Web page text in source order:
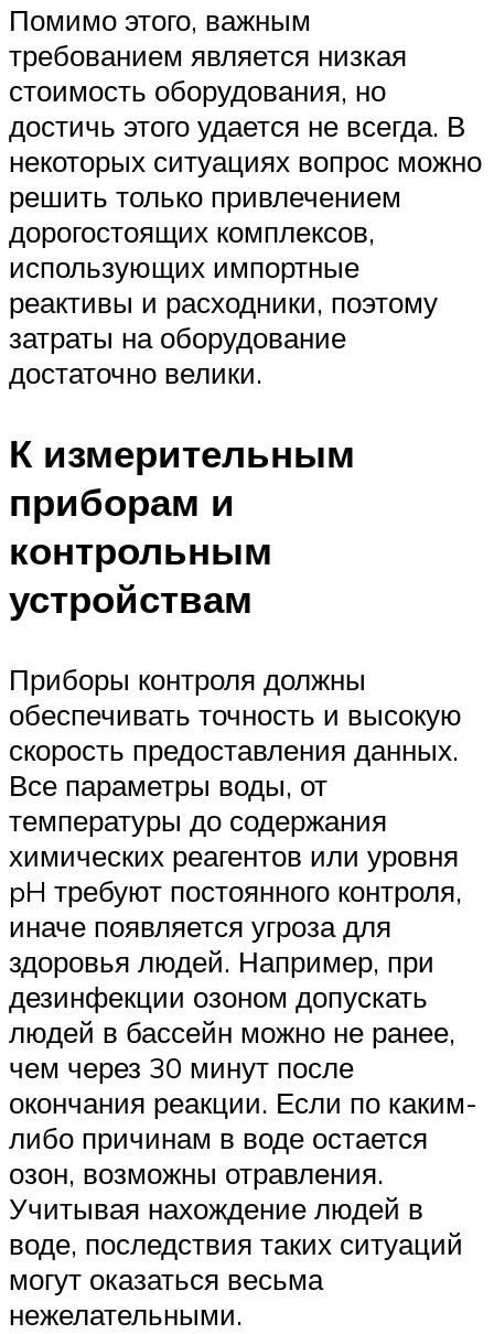
Помимо этого, важным
требованием является низкая
стоимость оборудования, но
достичь этого удается не всегда. В
некоторых ситуациях вопрос можно
решить только привлечением
дорогостоящих комплексов,
использующих импортные
реактивы и расходники, поэтому
затраты на оборудование
достаточно велики.
К измерительным
приборам и
контрольным
устройствам
Приборы контроля должны
обеспечивать точность и высокую
скорость предоставления данных.
Все параметры воды, от
температуры до содержания
химических реагентов или уровня
pH требуют постоянного контроля,
иначе появляется угроза для
здоровья людей. Например, при
дезинфекции озоном допускать
людей в бассейн можно не ранее,
чем через 30 минут после
окончания реакции. Если по каким-
либо причинам в воде остается
озон, возможны отравления.
Учитывая нахождение людей в
воде, последствия таких ситуаций
могут оказаться весьма
нежелательными.